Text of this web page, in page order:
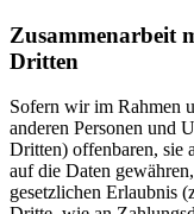
Zusammenarbeit
Dritten
Sofern wir im Rahmen
anderen Personen und
Dritten) offenbaren, sie
auf die Daten
gesetzlichen Erlaubnis